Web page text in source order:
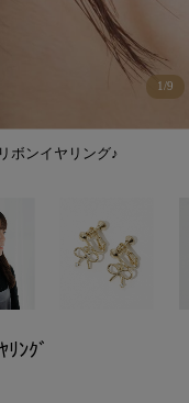
ボンイヤリング♪
1/9
ﾝｸﾞ